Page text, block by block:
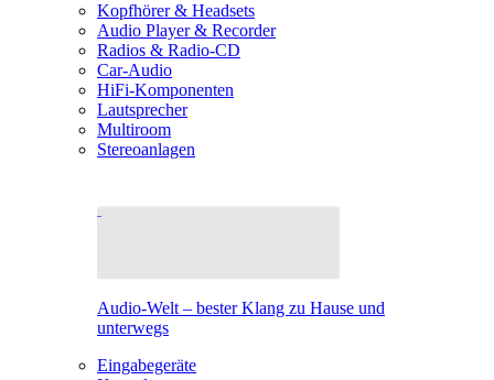
Kopfhörer & Headsets
Audio Player & Recorder
Radios & Radio-CD
Car-Audio
HiFi-Komponenten
Lautsprecher
Multiroom
Stereoanlagen
Audio-Welt – bester Klang zu Hause und
unterwegs
Eingabegeräte